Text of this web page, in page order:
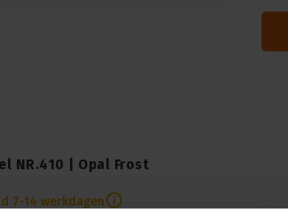
NR.410 | Opal Frost
7-14 werkdagen